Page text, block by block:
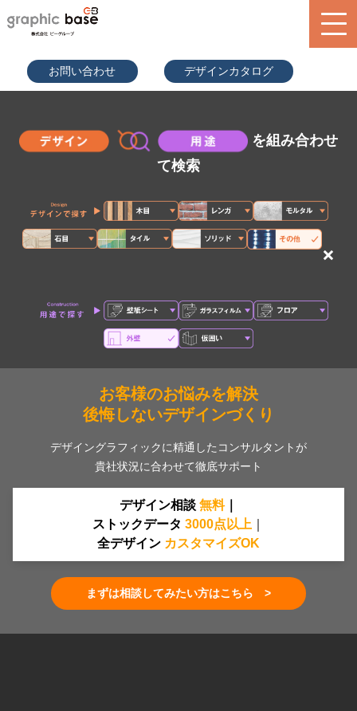
お問い合わせ デザインカタログ
design library
service
search
を組み合わせ
て検索
×
お客様のお悩みを解決
後悔しないデザインづくり
デザイングラフィックに精通したコンサルタントが
貴社状況に合わせて徹底サポート
デザイン相談 無料｜
ストックデータ 3000点 以上
全デザイン カスタマイズOK
まずは相談してみたい方はこちら >